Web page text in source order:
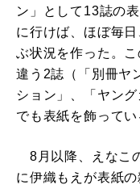
ン」として13誌の
に行けば、ほぼ毎
ぶ状況を作った。
違う2誌（「別冊ヤ
ション」、「ヤン
でも表紙を飾ってい
8月以降、えなこ
に伊織もえが表紙